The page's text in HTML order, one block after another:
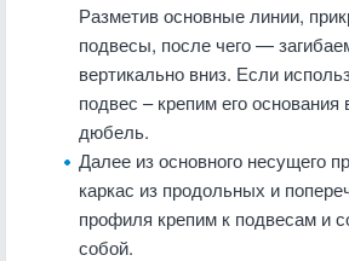
Разметив основные линии,
подвесы, после чего —
вертикально вниз. Если
подвес – крепим его основания
дюбель.
Далее из основного несущего
каркас из продольных и
профиля крепим к подвесам и
собой.